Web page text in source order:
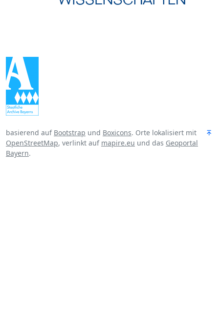
basierend auf Bootstrap und Boxicons. Orte lokalisiert mit
OpenStreetMap, verlinkt auf mapire.eu und das Geoportal
Bayern.